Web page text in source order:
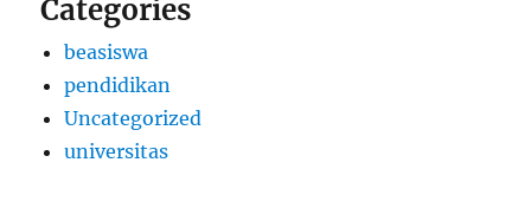
Categories
beasiswa
pendidikan
Uncategorized
universitas